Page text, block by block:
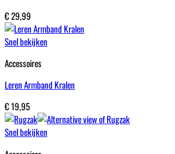
€29,99
Snel bekijken
Accessoires
Leren Armband Kralen
€19,95
Snel bekijken